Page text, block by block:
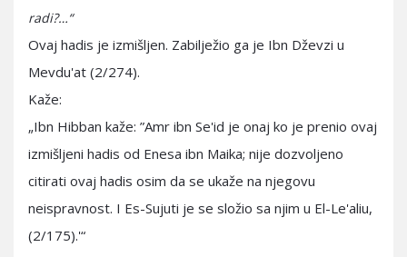
radi?…“
Ovaj hadis je izmišljen. Zabilježio ga je Ibn Dževzi u
Mevdu'at (2/274).
Kaže:
„Ibn Hibban kaže: ”Amr ibn Se'id je onaj ko je prenio ovaj
izmišljeni hadis od Enesa ibn Maika; nije dozvoljeno
citirati ovaj hadis osim da se ukaže na njegovu
neispravnost. I Es-Sujuti je se složio sa njim u El-Le'aliu,
(2/175).'“